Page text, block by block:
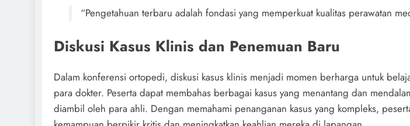
“Pengetahuan terbaru adalah fondasi yang memperkuat kualitas perawatan
Diskusi Kasus Klinis dan Penemuan Baru
Dalam konferensi ortopedi, diskusi kasus klinis menjadi momen berharga untuk
para dokter. Peserta dapat membahas berbagai kasus yang menantang dan
diambil oleh para ahli. Dengan memahami penanganan kasus yang kompleks,